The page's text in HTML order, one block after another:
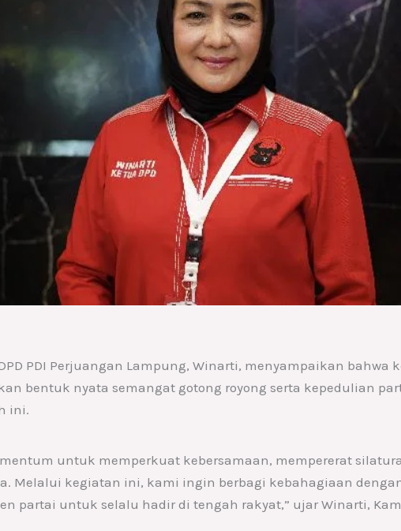
PDI Perjuangan Lampung, Winarti, menyampaikan bahwa
bentuk nyata semangat gotong royong serta kepedulian
ini.
untuk memperkuat kebersamaan, mempererat
Melalui kegiatan ini, kami ingin berbagi kebahagiaan
partai untuk selalu hadir di tengah rakyat,” ujar Winarti,